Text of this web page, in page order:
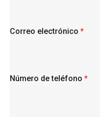
Correo electrónico *
Número de teléfono *